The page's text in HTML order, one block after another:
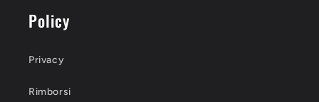
Policy
Privacy
Rimborsi